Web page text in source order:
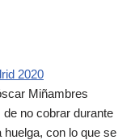
Miñambres
no cobrar durante
con lo que se